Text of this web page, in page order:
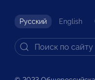
Русский English